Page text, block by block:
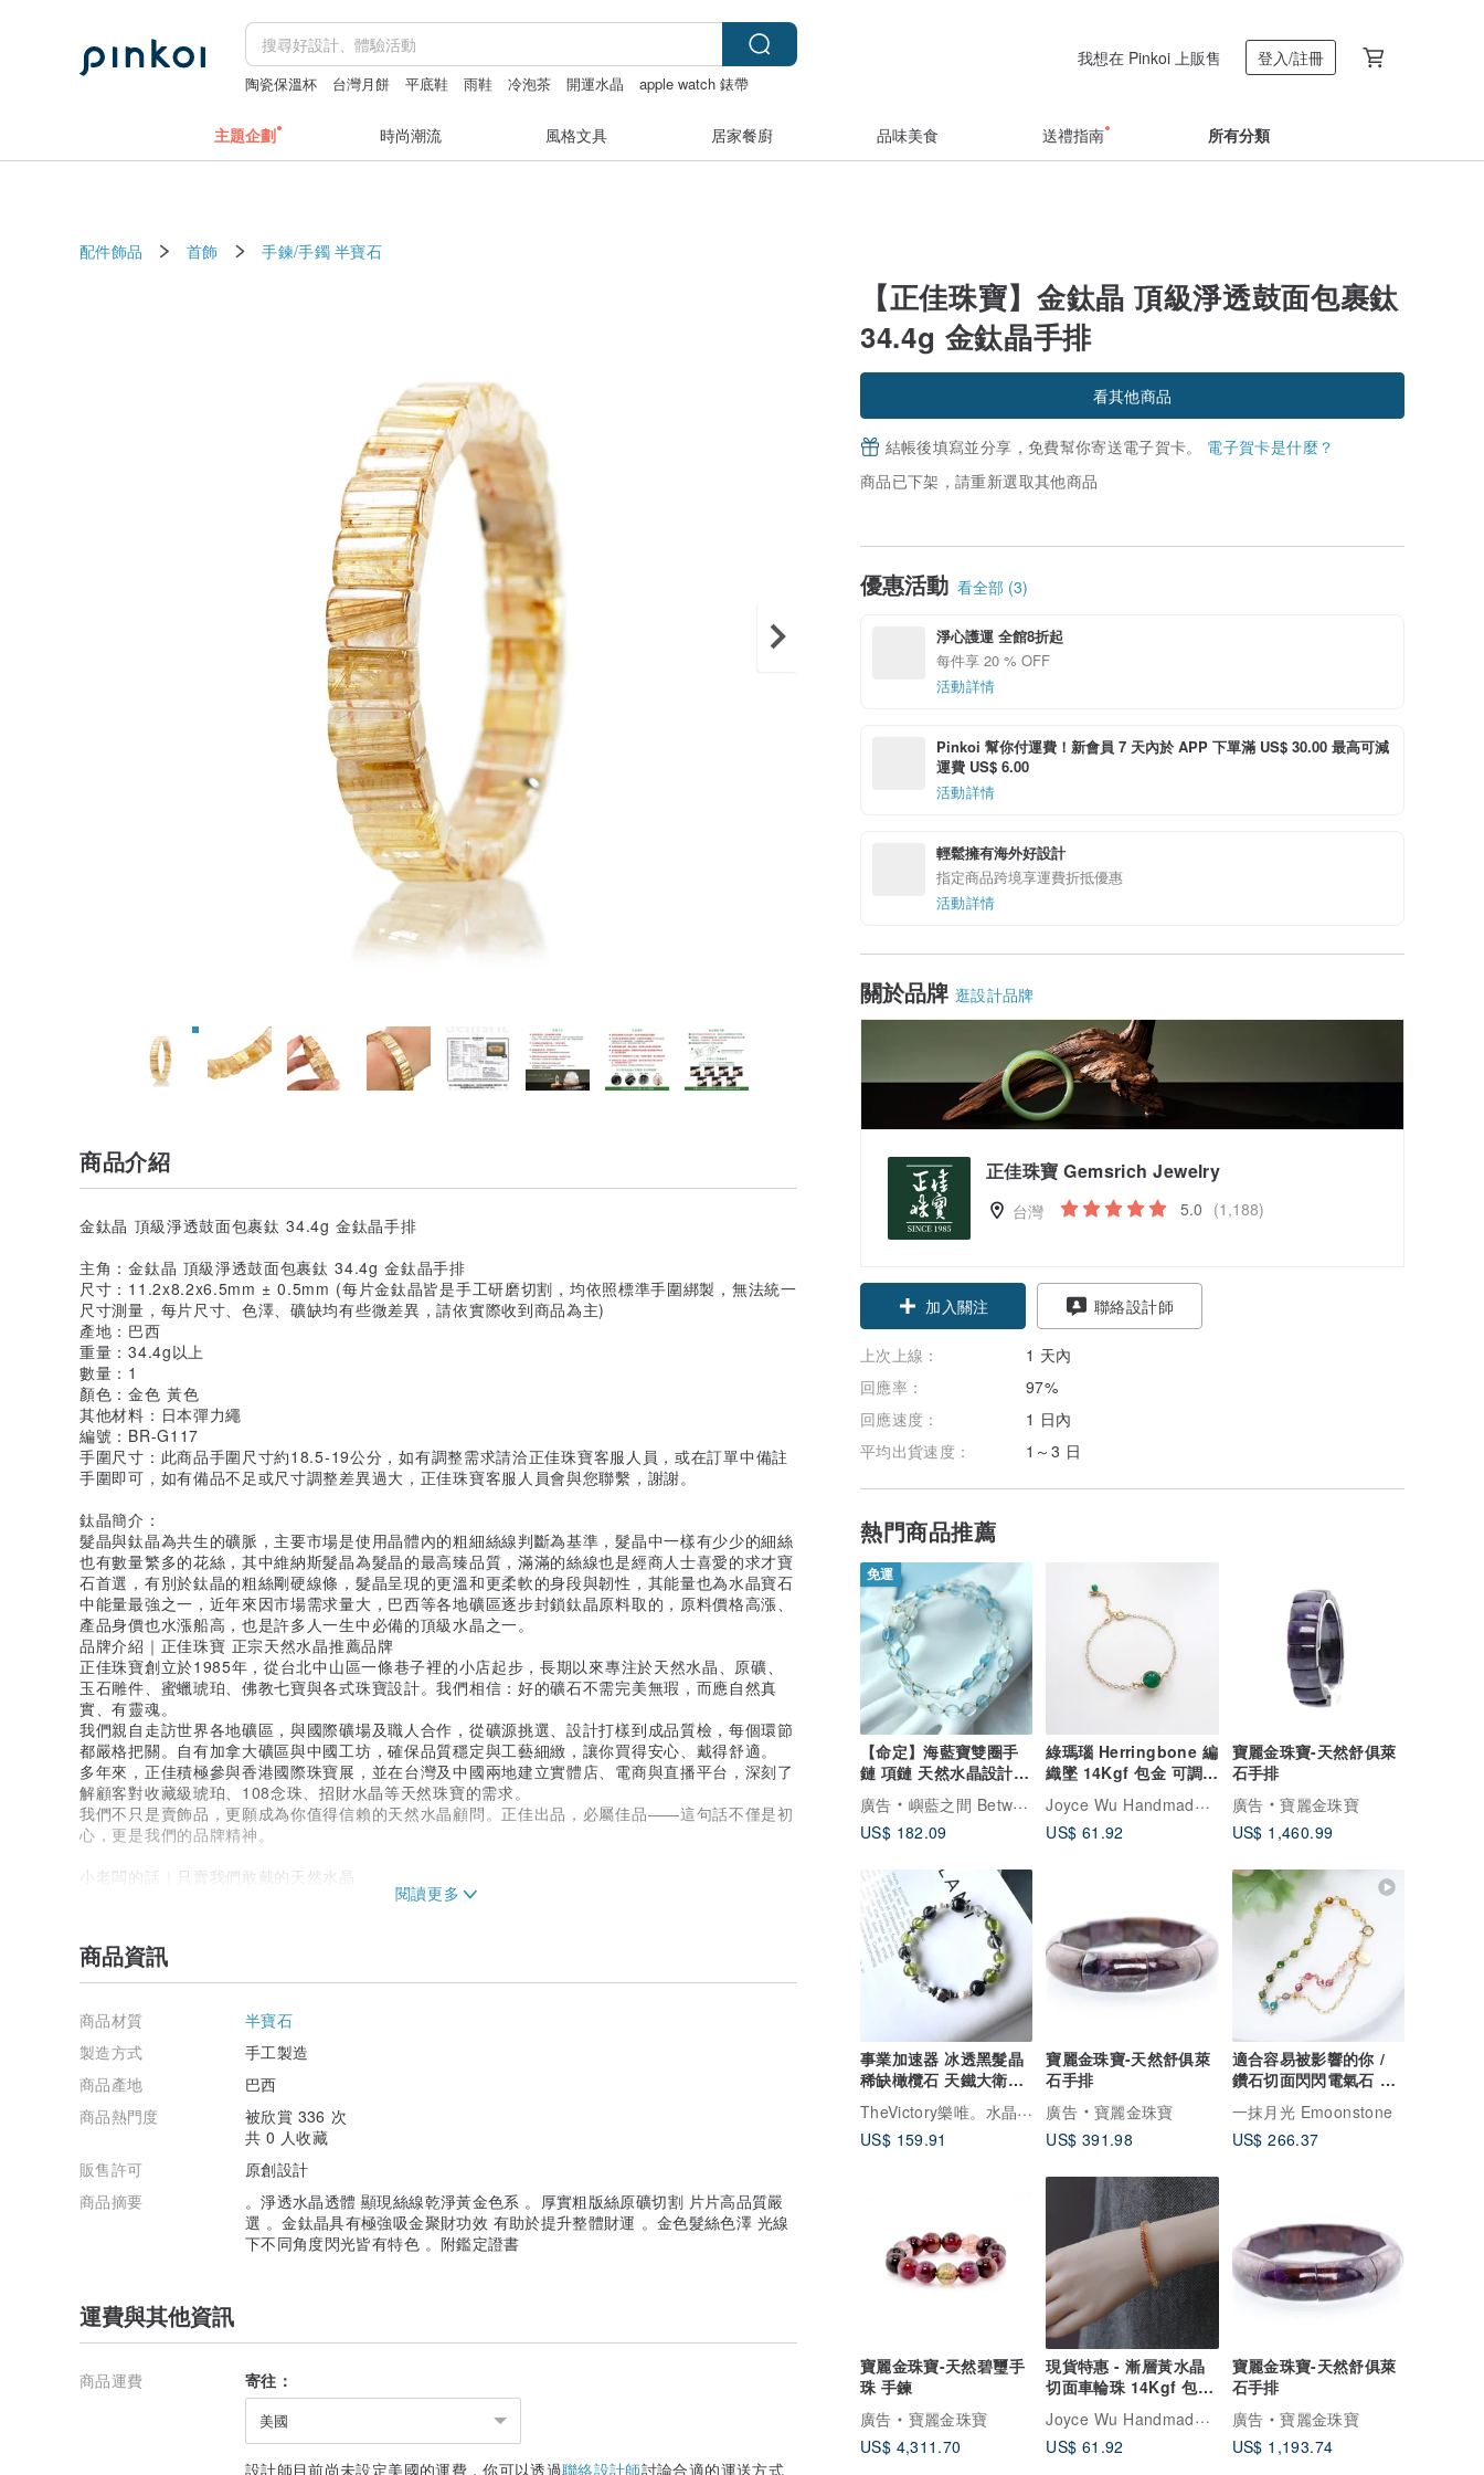
陶瓷保溫杯 台灣月餅 平底鞋 雨鞋 冷泡茶 開運水晶
apple watch 錶帶
我想在 Pinkoi 上販售 登入/註冊
主題企劃 時尚潮流 風格文具 居家餐廚 品味美食 送禮指南 所有分類
配件飾品 首飾 手鍊/手鐲 半寶石
【正佳珠寶】金鈦晶 頂級淨透鼓面包裹鈦
34.4g 金鈦晶手排
看其他商品
結帳後填寫並分享，免費幫你寄送電子賀卡。 電子賀卡是什麼？
商品已下架，請重新選取其他商品
優惠活動 看全部 (3)
淨心護運 全館8折起
每件享 20 % OFF
活動詳情
Pinkoi 幫你付運費！新會員 7 天內於 APP 下單滿 US$ 30.00 最高可減
運費 US$ 6.00
活動詳情
輕鬆擁有海外好設計
指定商品跨境享運費折抵優惠
活動詳情
關於品牌 逛設計品牌
正佳珠寶 Gemsrich Jewelry
台灣 5.0 (1,188)
加入關注 聯絡設計師
上次上線：
1 天內
回應率：
97%
回應速度：
1 日內
平均出貨速度：
1～3 日
熱門商品推薦
免運
【命定】海藍寶雙圈手
鏈 項鏈 天然水晶設計手
廣告
嶼藍之間 Between Blues
US$ 182.09
綠瑪瑙 Herringbone 編
織墜 14Kgf 包金 可調整
Joyce Wu Handmade Jewelry
US$ 61.92
寶麗金珠寶-天然舒俱萊
石手排
廣告
寶麗金珠寶
US$ 1,460.99
事業加速器 冰透黑髮晶
稀缺橄欖石 天鐵大衛星
能量放大閃靈鑽
TheVictory樂唯。水晶珠寶
US$ 159.91
寶麗金珠寶-天然舒俱萊
石手排
廣告
寶麗金珠寶
US$ 391.98
適合容易被影響的你 /
鑽石切面閃閃電氣石 碧
璽手鍊 彩虹漸層14
一抹月光 Emoonstone
US$ 266.37
寶麗金珠寶-天然碧璽手
珠 手鍊
廣告
寶麗金珠寶
US$ 4,311.70
現貨特惠 - 漸層黃水晶
切面車輪珠 14Kgf 包金
手鍊 秋冬復古色系
Joyce Wu Handmade Jewelry
US$ 61.92
寶麗金珠寶-天然舒俱萊
石手排
廣告
寶麗金珠寶
US$ 1,193.74
商品介紹
金鈦晶 頂級淨透鼓面包裹鈦 34.4g 金鈦晶手排
主角：金鈦晶 頂級淨透鼓面包裹鈦 34.4g 金鈦晶手排
尺寸：11.2x8.2x6.5mm ± 0.5mm (每片金鈦晶皆是手工研磨切割，均依照標準手圍綁製，無法統一
尺寸測量，每片尺寸、色澤、礦缺均有些微差異，請依實際收到商品為主)
產地：巴西
重量：34.4g以上
數量：1
顏色：金色 黃色
其他材料：日本彈力繩
編號：BR-G117
手圍尺寸：此商品手圍尺寸約18.5-19公分，如有調整需求請洽正佳珠寶客服人員，或在訂單中備註
手圍即可，如有備品不足或尺寸調整差異過大，正佳珠寶客服人員會與您聯繫，謝謝。
鈦晶簡介：
髮晶與鈦晶為共生的礦脈，主要市場是使用晶體內的粗細絲線判斷為基準，髮晶中一樣有少少的細絲
也有數量繁多的花絲，其中維納斯髮晶為髮晶的最高臻品質，滿滿的絲線也是經商人士喜愛的求才寶
石首選，有別於鈦晶的粗絲剛硬線條，髮晶呈現的更溫和更柔軟的身段與韌性，其能量也為水晶寶石
中能量最強之一，近年來因市場需求量大，巴西等各地礦區逐步封鎖鈦晶原料取的，原料價格高漲、
產品身價也水漲船高，也是許多人一生中必備的頂級水晶之一。
品牌介紹｜正佳珠寶 正宗天然水晶推薦品牌
正佳珠寶創立於1985年，從台北中山區一條巷子裡的小店起步，長期以來專注於天然水晶、原礦、
玉石雕件、蜜蠟琥珀、佛教七寶與各式珠寶設計。我們相信：好的礦石不需完美無瑕，而應自然真
實、有靈魂。
我們親自走訪世界各地礦區，與國際礦場及職人合作，從礦源挑選、設計打樣到成品質檢，每個環節
都嚴格把關。自有加拿大礦區與中國工坊，確保品質穩定與工藝細緻，讓你買得安心、戴得舒適。
多年來，正佳積極參與香港國際珠寶展，並在台灣及中國兩地建立實體店、電商與直播平台，深刻了
解顧客對收藏級琥珀、108念珠、招財水晶等天然珠寶的需求。
我們不只是賣飾品，更願成為你值得信賴的天然水晶顧問。正佳出品，必屬佳品——這句話不僅是初
心，更是我們的品牌精神。
小老闆的話｜只賣我們敢戴的天然水晶
我們長年在台北市中山國小附近的小巷子裡默默經營，沒有華麗門面或浮誇行銷，卻深受老客人信
常常有人問：「這是真的天然水晶嗎？」我會誠實告訴你，正佳珠寶只賣真正的天然水晶與原礦。所
有水晶生成的過程中難免會帶有冰裂、礦缺或包裹體，這些自然痕跡非瑕疵，而是每顆水晶獨特靈魂
無論你是為了招財、開運、送禮或祈福，甚至只是想找顆安心陪伴的水晶，歡迎隨時來店裡坐坐，或
在線上聊聊；很多客人一來就能聊上兩三個小時，我想那是某種緣分，牽起人與石頭，也連結了我們
與客人。我們樂於分享每一顆石頭背後的故事，幫你找到屬於你的能量水晶。
使用與保養說明：
請避免接觸高溫、陽光直曬環境、極酸極鹼化學藥劑。
配戴時請注意身邊尖銳及易碰撞、易刮傷之物品。(礦石並不脆弱，日常配戴只要不刻意撞擊並不會
碎裂 )
購買須知：
請注意！天然礦石均有自然礦缺、平頭、冰裂紋等自然痕跡，正佳珠寶每樣商品均已透過人工一一審
核篩選，收到商品時如有瑕疵、缺陷，歡迎聯絡正佳珠寶客服人員，為您解答。
每件商品皆為獨一無二產品，天然礦石商品圖檔與電腦顯示顏色會略有不同，請依實際商品顏色為
包材說明：
未滿1000元商品，皆附贈正佳珠寶客製化絨布袋、保證卡、紙袋。
請注意包材均依照售出商品調整配置。
各類商品售後服務如下：
(一) 手珠、108顆念珠類商品：
正佳珠寶於鑑賞期內，提供一次18公分內免服務費改穿手圍服務(一次修改含出貨前)。
若修改手圍超過18公分以上（不包含18公分）將酌收額外材料費與工本費。
商品資訊
商品材質
半寶石
製造方式
手工製造
商品產地
巴西
商品熱門度
被欣賞 336 次
共 0 人收藏
販售許可
原創設計
商品摘要
。淨透水晶透體 顯現絲線乾淨黃金色系 。厚實粗版絲原礦切割 片片高品質嚴
選 。金鈦晶具有極強吸金聚財功效 有助於提升整體財運 。金色髮絲色澤 光線
下不同角度閃光皆有特色 。附鑑定證書
運費與其他資訊
商品運費 寄往：
美國
設計師目前尚未設定美國的運費，你可以透過聯絡設計師討論合適的運送方式